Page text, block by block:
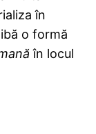
în
o formă
în locul